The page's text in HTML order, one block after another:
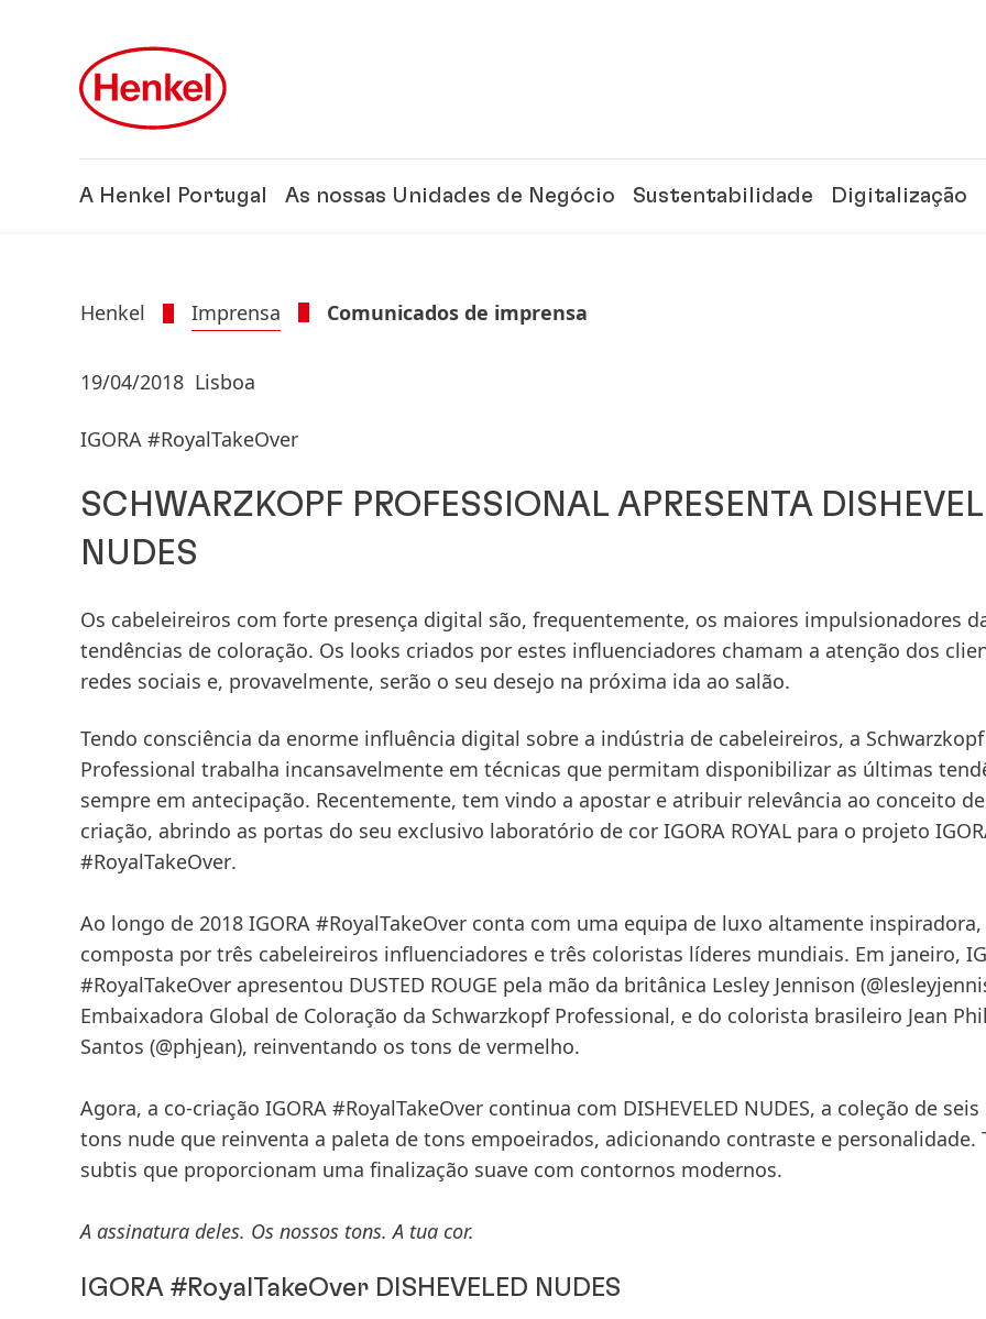
A Henkel Portugal As nossas Unidades de Negócio Sustentabilidade Digitalização
Henkel Imprensa Comunicados de imprensa
19/04/2018 Lisboa
IGORA #RoyalTakeOver
SCHWARZKOPF PROFESSIONAL APRESENTA
NUDES
Os cabeleireiros com forte presença digital são, frequentemente, os maiores impulsionadores
tendências de coloração. Os looks criados por estes influenciadores chamam a atenção dos
redes sociais e, provavelmente, serão o seu desejo na próxima ida ao salão.
Tendo consciência da enorme influência digital sobre a indústria de cabeleireiros, a Schwarzkopf
Professional trabalha incansavelmente em técnicas que permitam disponibilizar as últimas
sempre em antecipação. Recentemente, tem vindo a apostar e atribuir relevância ao conceito
criação, abrindo as portas do seu exclusivo laboratório de cor IGORA ROYAL para o projeto
#RoyalTakeOver.
Ao longo de 2018 IGORA #RoyalTakeOver conta com uma equipa de luxo altamente inspiradora,
composta por três cabeleireiros influenciadores e três coloristas líderes mundiais. Em janeiro,
#RoyalTakeOver apresentou DUSTED ROUGE pela mão da britânica Lesley Jennison
Embaixadora Global de Coloração da Schwarzkopf Professional, e do colorista brasileiro Jean
Santos (@phjean), reinventando os tons de vermelho.
Agora, a co-criação IGORA #RoyalTakeOver continua com DISHEVELED NUDES, a coleção de seis
tons nude que reinventa a paleta de tons empoeirados, adicionando contraste e personalidade.
subtis que proporcionam uma finalização suave com contornos modernos.
A assinatura deles. Os nossos tons. A tua cor.
IGORA #RoyalTakeOver DISHEVELED NUDES